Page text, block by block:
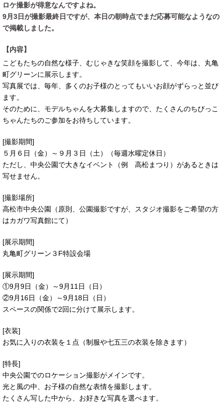
ロケ撮影が得意なんですよね。
9月3日が撮影最終日ですが、本日の朝時点でまだ応募可能なようなの
で掲載しました。
【内容】
こどもたちの自然な様子、むじゃきな笑顔を撮影して、今年は、丸亀
町グリーンに展示します。
写真展では、毎年、多くのお子様のとってもいいお顔がずらっと並び
ます。
そのために、モデルちゃんを大募集しますので、たくさんのちびっこ
ちゃんたちのご参加をお待ちしています。
[撮影期間]
５月６日（金）～９月３日（土）（毎週水曜定休日）
ただし、中央公園で大きなイベント（例 高松まつり）があるときは
写せません。
[撮影場所]
高松市中央公園（原則、公園撮影ですが、スタジオ撮影をご希望の方
はカガワ写真館にて）
[展示期間]
丸亀町グリーン３F特設会場
[展示期間]
①9月9日（金）～9月11日（日）
②9月16日（金）～9月18日（日）
スペースの関係で2回に分けて展示します。
[衣装]
お気に入りの衣装を１点（制服や七五三の衣装を除きます）
[特長]
中央公園でのロケーション撮影がメインです。
光と風の中、お子様の自然な表情を撮影します。
たくさん写した中から、お好きな写真を選べます。